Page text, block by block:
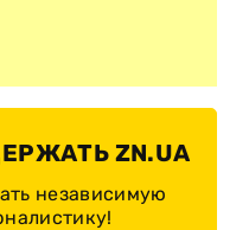
ZN.UA
независимую